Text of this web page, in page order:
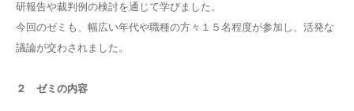
研報告や裁判例の検討を通じて学びました。
今回のゼミも、幅広い年代や職種の方々１５名程度が参加し、活発な
議論が交わされました。
２ ゼミの内容